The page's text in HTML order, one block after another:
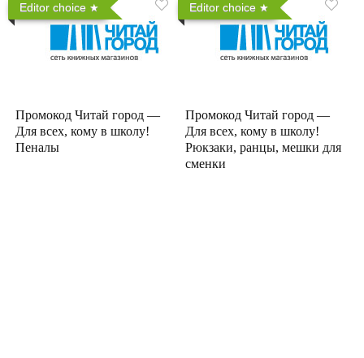
Editor choice
Промокод Читай город —
Для всех, кому в школу!
Пеналы
Editor choice
Промокод Читай город —
Для всех, кому в школу!
Рюкзаки, ранцы, мешки для
сменки